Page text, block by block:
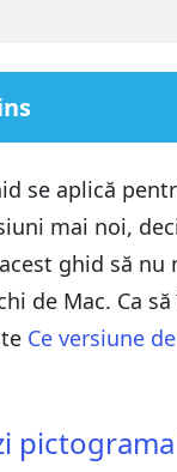
Wi-Fi pe
pictograma Wi-
se aplică
mai noi,
ghid să nu
de Mac. Ca
Ce versiune
Wi-Fi pe